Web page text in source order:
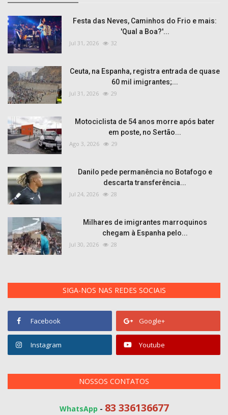
Festa das Neves, Caminhos do Frio e mais:
'Qual a Boa?'...
Jul 31, 2026 32
Ceuta, na Espanha, registra entrada de quase
60 mil imigrantes;...
Jul 31, 2026 29
Motociclista de 54 anos morre após bater
em poste, no Sertão...
Ago 3, 2026 29
Danilo pede permanência no Botafogo e
descarta transferência...
Jul 24, 2026 28
Milhares de imigrantes marroquinos
chegam à Espanha pelo...
Jul 30, 2026 28
SIGA-NOS NAS REDES SOCIAIS
Facebook Google+
Instagram Youtube
NOSSOS CONTATOS
WhatsApp - 83 336136677